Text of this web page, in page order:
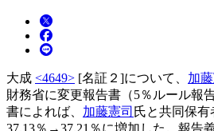
大成 <4649> [名証２]について、 加
財務省に変更報告書（5％ルール報
書によれば、 加藤憲司 氏と共同保
37.13％→37.21％に増加した。報告